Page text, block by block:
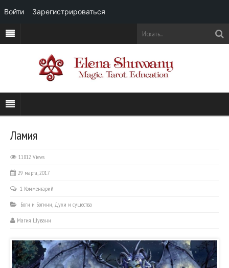
Ламия
11812 Views
29 марта, 2017
1 Комментарий
Боги и Богини, Духи и существа
Магия Шувани
Войти Зарегистрироваться